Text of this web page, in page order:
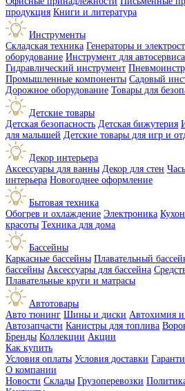
продукция Книги и литература
Инструменты
Складская техника Генераторы и
оборудование Инструмент для автосервиса
Гидравлический инструмент
Промышленные компоненты Садовый
Дорожное оборудование Товары для
Детские товары
Детская безопасность Детская бижутерия
для малышей Детские товары для игр и
Декор интерьера
Аксессуары для ванны Декор для стен
интерьера Новогоднее оформление
Бытовая техника
Обогрев и охлаждение Электроника
красоты Техника для дома
Бассейны
Каркасные бассейны Плавательный
бассейны Аксессуары для бассейна
Плавательные круги и матрасы
Автотовары
Авто тюнинг Шины и диски Автохимия и
Автозапчасти Канистры для топлива
Бренды Коллекции Акции
Как купить
Условия оплаты Условия доставки
О компании
Новости Склады Грузоперевозки